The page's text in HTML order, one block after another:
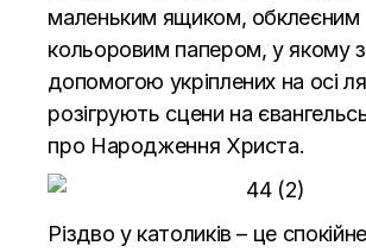
маленьким ящиком, обклеєним
кольоровим папером, у якому
допомогою укріплених на осі
розігрують сцени на
про Народження Христа.
Різдво у католиків – це